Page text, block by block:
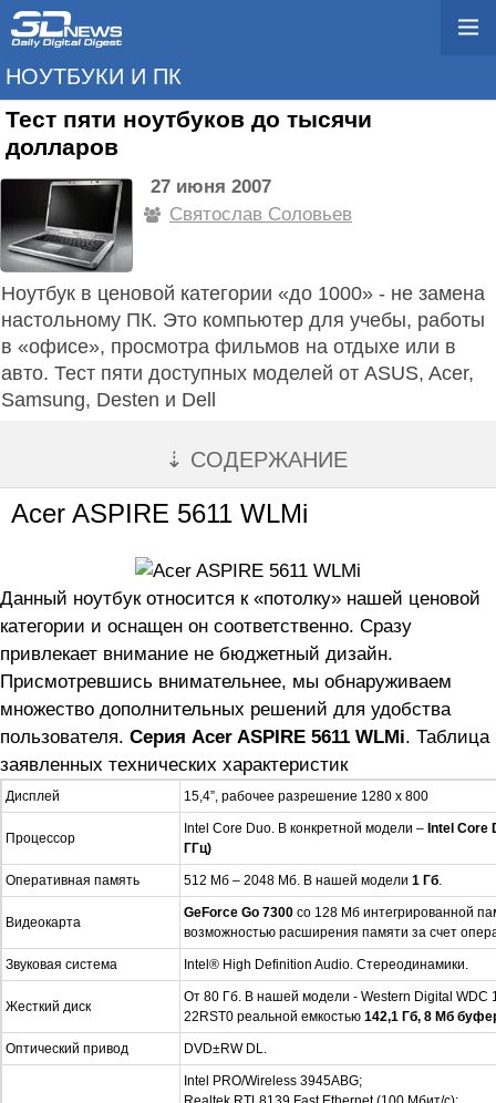
НОУТБУКИ И ПК
Тест пяти ноутбуков до тысячи
долларов
27 июня 2007
Святослав Соловьев
Ноутбук в ценовой категории «до 1000» - не замена
настольному ПК. Это компьютер для учебы, работы
в «офисе», просмотра фильмов на отдыхе или в
авто. Тест пяти доступных моделей от ASUS, Acer,
Samsung, Desten и Dell
⇣ СОДЕРЖАНИЕ
Acer ASPIRE 5611 WLMi
Данный ноутбук относится к «потолку» нашей ценовой
категории и оснащен он соответственно. Сразу
привлекает внимание не бюджетный дизайн.
Присмотревшись внимательнее, мы обнаруживаем
множество дополнительных решений для удобства
пользователя. Серия Acer ASPIRE 5611 WLMi. Таблица
заявленных технических характеристик
Дисплей 15,4”, рабочее разрешение 1280 x 800
Процессор
Intel Core Duo. В конкретной модели – Intel Core
ГГц)
Оперативная память 512 Мб – 2048 Мб. В нашей модели 1 Гб.
Видеокарта
GeForce Go 7300 со 128 Мб интегрированной
возможностью расширения памяти за счет
Звуковая система Intel® High Definition Audio. Стереодинамики.
Жесткий диск
От 80 Гб. В нашей модели - Western Digital WDC
22RST0 реальной емкостью 142,1 Гб, 8 Мб
Оптический привод DVD±RW DL.
Intel PRO/Wireless 3945ABG;